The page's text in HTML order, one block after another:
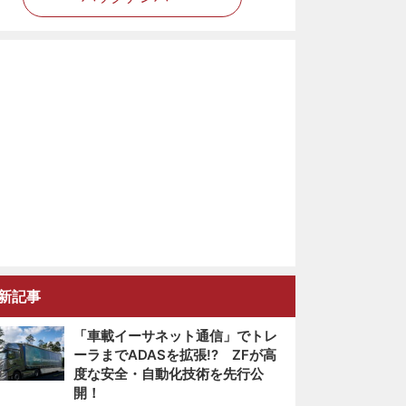
記事
「車載イーサネット通信」でトレ
ーラまでADASを拡張!? ZFが高
度な安全・自動化技術を先行公
開！